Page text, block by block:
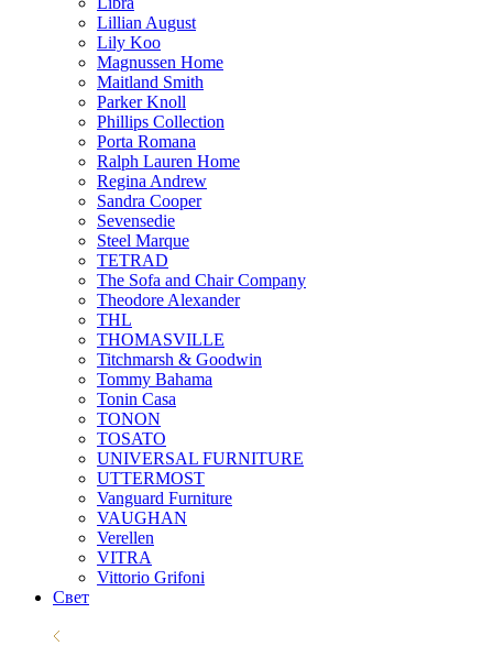
Lillian August
Lily Koo
Magnussen Home
Maitland Smith
Parker Knoll
Phillips Collection
Porta Romana
Ralph Lauren Home
Regina Andrew
Sandra Cooper
Sevensedie
Steel Marque
TETRAD
The Sofa and Chair Company
Theodore Alexander
THL
THOMASVILLE
Titchmarsh & Goodwin
Tommy Bahama
Tonin Casa
TONON
TOSATO
UNIVERSAL FURNITURE
UTTERMOST
Vanguard Furniture
VAUGHAN
Verellen
VITRA
Vittorio Grifoni
Свет